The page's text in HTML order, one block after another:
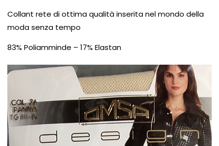
Collant rete di ottima qualità inserita nel mondo della
moda senza tempo
83% Poliamminde – 17% Elastan